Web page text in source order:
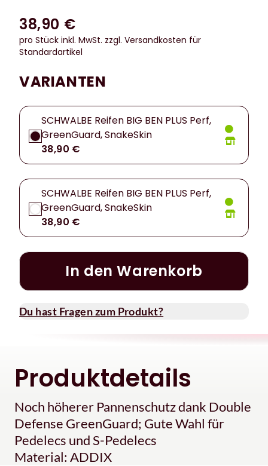
38,90 €
pro Stück inkl. MwSt. zzgl. Versandkosten für
Standardartikel
VARIANTEN
SCHWALBE Reifen BIG BEN PLUS Perf,
GreenGuard, SnakeSkin
38,90 €
SCHWALBE Reifen BIG BEN PLUS Perf,
GreenGuard, SnakeSkin
38,90 €
In den Warenkorb
Du hast Fragen zum Produkt?
Produktdetails
Noch höherer Pannenschutz dank Double
Defense GreenGuard; Gute Wahl für
Pedelecs und S-Pedelecs
Material: ADDIX